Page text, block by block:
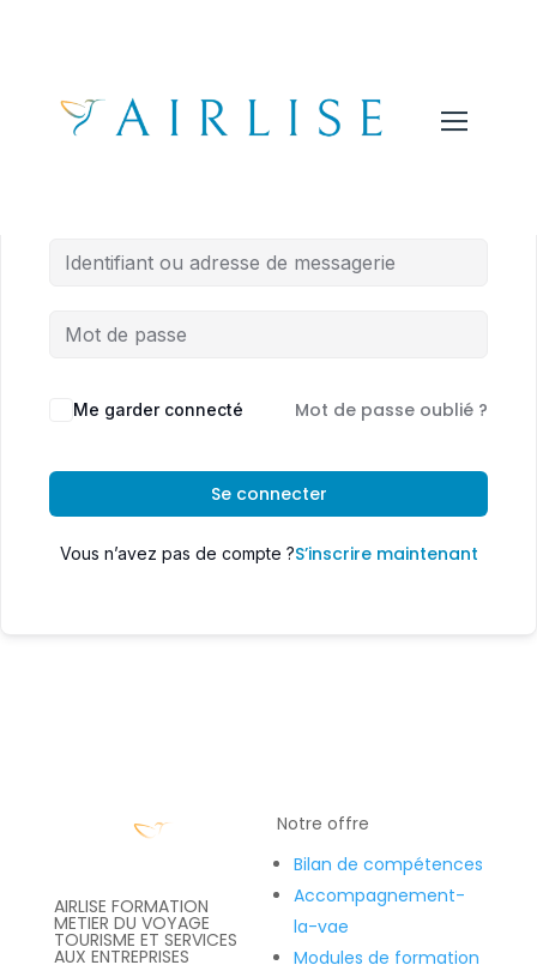
Me garder connecté Mot de passe oublié ?
Se connecter
Vous n’avez pas de compte ?S’inscrire maintenant
AIRLISE FORMATION
METIER DU VOYAGE
TOURISME ET SERVICES
AUX ENTREPRISES
Notre offre
Bilan de compétences
Accompagnement-
la-vae
Modules de formation